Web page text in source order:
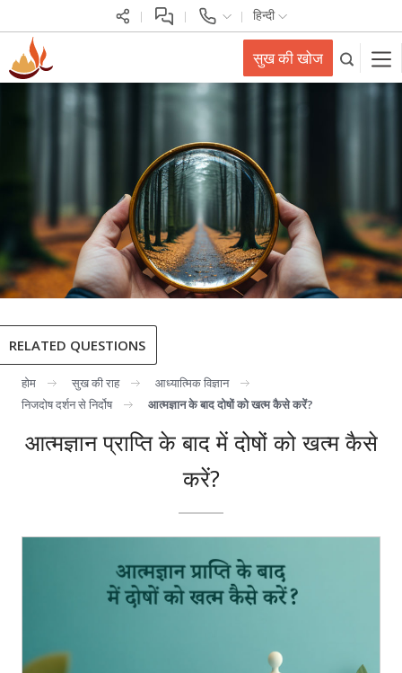
हिन्दी
सुख की खोज
RELATED QUESTIONS
होम सुख की राह
आध्यात्मिक विज्ञान
निजदोष दर्शन से निर्दोष
आत्मज्ञान के बाद दोषों को खत्म कैसे करें?
आत्मज्ञान प्राप्ति के बाद में दोषों को खत्म कैसे
करें?